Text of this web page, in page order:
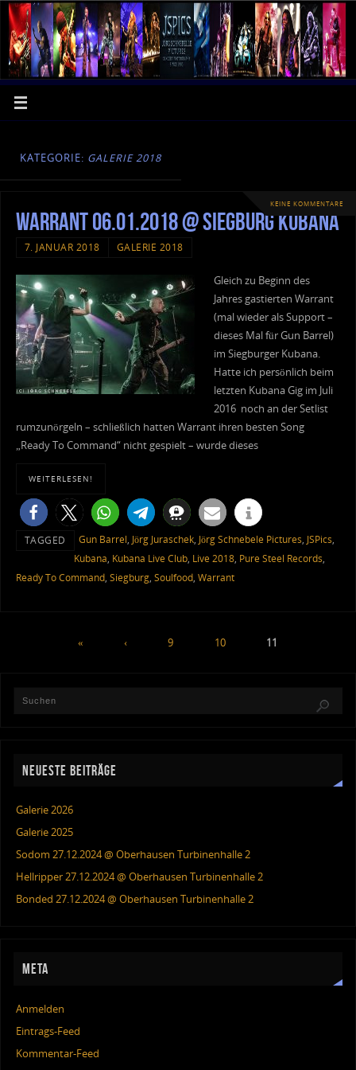
KATEGORIE: GALERIE 2018
KEINE KOMMENTARE
Warrant 06.01.2018 @ Siegburg Kubana
7. JANUAR 2018 GALERIE 2018
Gleich zu Beginn des
Jahres gastierten Warrant
(mal wieder als Support –
dieses Mal für Gun Barrel)
im Siegburger Kubana.
Hatte ich persönlich beim
letzten Kubana Gig im Juli
2016 noch an der Setlist
rumzunörgeln – schließlich hatten Warrant ihren besten Song
„Ready To Command“ nicht gespielt – wurde dieses
WEITERLESEN!
TAGGED Gun Barrel, Jörg Juraschek, Jörg Schnebele Pictures, JSPics,
Kubana, Kubana Live Club, Live 2018, Pure Steel Records,
Ready To Command, Siegburg, Soulfood, Warrant
« ‹ 9 10 11
NEUESTE BEITRÄGE
Galerie 2026
Galerie 2025
Sodom 27.12.2024 @ Oberhausen Turbinenhalle 2
Hellripper 27.12.2024 @ Oberhausen Turbinenhalle 2
Bonded 27.12.2024 @ Oberhausen Turbinenhalle 2
META
Anmelden
Eintrags-Feed
Kommentar-Feed